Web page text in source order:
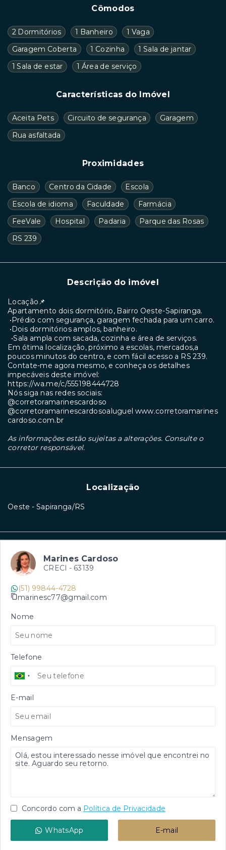
Cômodos
2 Dormitórios 1 Banheiro
1 Vaga
Garagem Coberta
1 Cozinha
1 Sala de jantar
1 Sala de estar
1 Área de serviço
Características do Imóvel
Aceita Pets Circuito de segurança
Garagem
Rua asfaltada
Proximidades
Banco Centro da Cidade
Escola
Escola de idioma
Faculdade
Farmácia
FeeVale
Hospital Padaria
Parque das Rosas
RS 239
Descrição do imóvel
Locação📌
Apartamento dois dormitório, Bairro Oeste-Sapiranga.
•Prédio com segurança, garagem fechada para um carro.
•Dois dormitórios amplos, banheiro.
•Sala ampla com sacada, cozinha e área de serviços.
Em ótima localização, próximo a escolas, mercados,a
poucos minutos do centro, e com fácil acesso a RS 239.
Contate-me agora mesmo, e conheça os detalhes
impecáveis deste imóvel:
https://wa.me/c/555198444728
Nós siga nas redes sociais:
@corretoramarinescardoso
@corretoramarinescardosoaluguel www.corretoramarines
cardoso.com.br
As informações estão sujeitas a alterações. Consulte o
corretor responsável.
Localização
Oeste - Sapiranga/RS
Marines Cardoso
CRECI - 63139
(51) 99844-4728
marinesc77@gmail.com
Nome
Telefone
E-mail
Mensagem
Concordo com a Política de Privacidade
WhatsApp E-mail